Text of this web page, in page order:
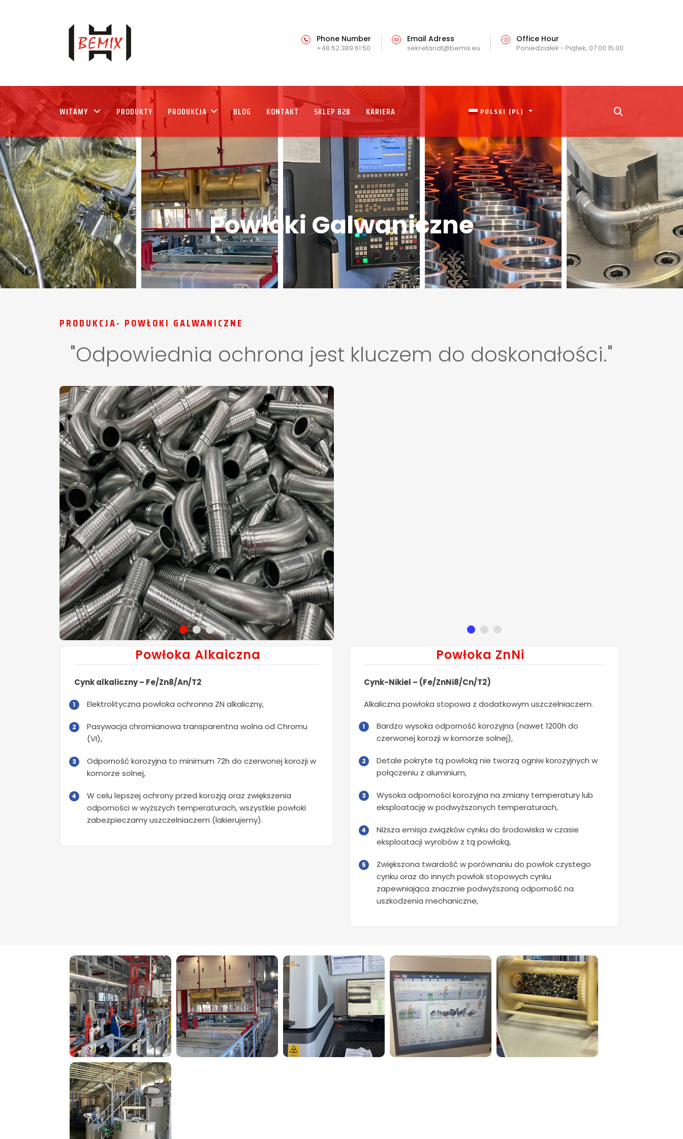
Phone Number
+48 52 389 61 50
Email Adress
sekretariat@bemix.eu
Office Hour
Poniedziałek - Piątek, 07:00 15:00
WITAMY PRODUKTY PRODUKCJA BLOG KONTAKT SKLEP B2B KARIERA POLSKI (PL)
Powłoki Galwaniczne
PRODUKCJA- POWŁOKI GALWANICZNE
"Odpowiednia ochrona jest kluczem do doskonałości."
Powłoka Alkaiczna
Cynk alkaliczny – Fe/Zn8/An/T2
Elektrolityczna powłoka ochronna ZN alkaliczny,
Pasywacja chromianowa transparentna wolna od Chromu
(VI),
Odporność korozyjna to minimum 72h do czerwonej korozji w
komorze solnej,
W celu lepszej ochrony przed korozją oraz zwiększenia
odporności w wyższych temperaturach, wszystkie powłoki
zabezpieczamy uszczelniaczem (lakierujemy).
Powłoka ZnNi
Cynk-Nikiel – (Fe/ZnNi8/Cn/T2)
Alkaliczna powłoka stopowa z dodatkowym uszczelniaczem.
Bardzo wysoka odporność korozyjna (nawet 1200h do
czerwonej korozji w komorze solnej),
Detale pokryte tą powłoką nie tworzą ogniw korozyjnych w
połączeniu z aluminium,
Wysoka odporności korozyjna na zmiany temperatury lub
eksploatację w podwyższonych temperaturach,
Niższa emisja związków cynku do środowiska w czasie
eksploatacji wyrobów z tą powłoką,
Zwiększona twardość w porównaniu do powłok czystego
cynku oraz do innych powłok stopowych cynku
zapewniająca znacznie podwyższoną odporność na
uszkodzenia mechaniczne,